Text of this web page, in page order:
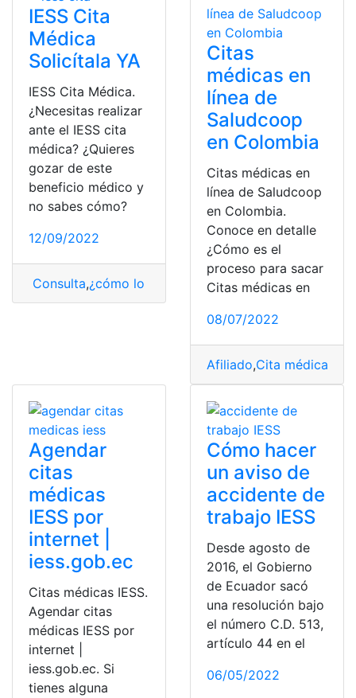
IESS Cita
Médica
Solicítala YA
IESS Cita Médica.
¿Necesitas realizar
ante el IESS cita
médica? ¿Quieres
gozar de este
beneficio médico y
no sabes cómo?
12/09/2022
Consulta,¿cómo lo hago? citas medicas,Ecuador
Citas
médicas en
línea de
Saludcoop
en Colombia
Citas médicas en
línea de Saludcoop
en Colombia.
Conoce en detalle
¿Cómo es el
proceso para sacar
Citas médicas en
08/07/2022
Afiliado,Cita médica
Agendar
citas
médicas
IESS por
internet |
iess.gob.ec
Citas médicas IESS.
Agendar citas
médicas IESS por
internet |
iess.gob.ec. Si
tienes alguna
Cómo hacer
un aviso de
accidente de
trabajo IESS
Desde agosto de
2016, el Gobierno
de Ecuador sacó
una resolución bajo
el número C.D. 513,
artículo 44 en el
06/05/2022